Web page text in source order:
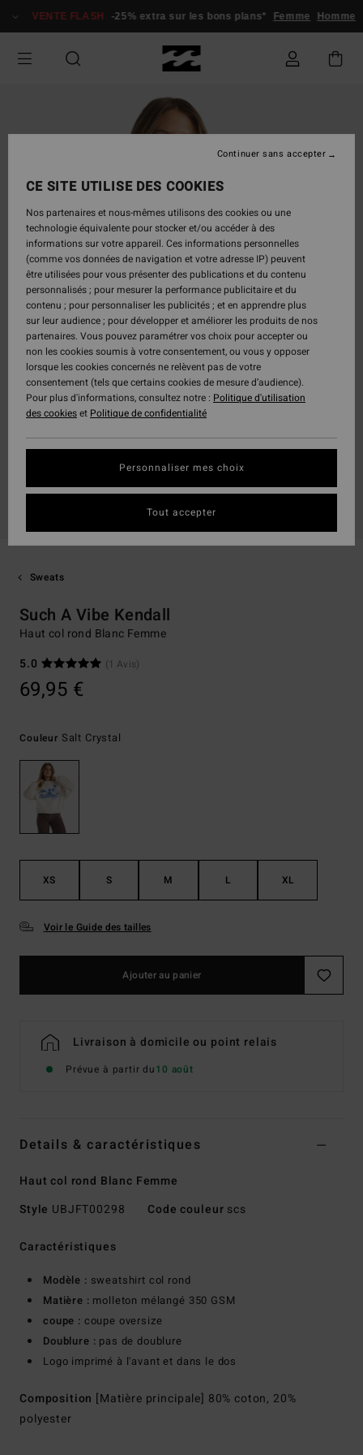
VENTE FLASH -25% extra sur les bons plans* Femme Homme
Sweats
Such A Vibe Kendall
Haut col rond Blanc Femme
5.0
(1 Avis)
69,95 €
Couleur Salt Crystal
XS S M L XL
Voir le Guide des tailles
Ajouter au panier
Livraison à domicile ou point relais
Prévue à partir du10 août
Details & caractéristiques
Haut col rond Blanc Femme
Style UBJFT00298 Code couleur scs
Caractéristiques
Modèle : sweatshirt col rond
Matière : molleton mélangé 350 GSM
coupe : coupe oversize
Doublure : pas de doublure
Logo imprimé à l'avant et dans le dos
Composition [Matière principale] 80% coton, 20%
polyester
CE SITE UTILISE DES COOKIES
Nos partenaires et nous-mêmes utilisons des cookies ou une
technologie équivalente pour stocker et/ou accéder à des
informations sur votre appareil. Ces informations personnelles
(comme vos données de navigation et votre adresse IP) peuvent
être utilisées pour vous présenter des publications et du contenu
personnalisés ; pour mesurer la performance publicitaire et du
contenu ; pour personnaliser les publicités ; et en apprendre plus
sur leur audience ; pour développer et améliorer les produits de nos
partenaires. Vous pouvez paramétrer vos choix pour accepter ou
non les cookies soumis à votre consentement, ou vous y opposer
lorsque les cookies concernés ne relèvent pas de votre
consentement (tels que certains cookies de mesure d’audience).
Pour plus d'informations, consultez notre : Politique d'utilisation
des cookieset Politique de confidentialité
Personnaliser mes choix
Continuer sans accepter
Tout accepter